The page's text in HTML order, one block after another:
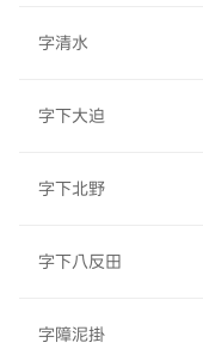
字清水
字下大迫
字下北野
字下八反田
字障泥掛